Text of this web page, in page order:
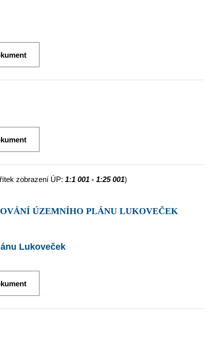
zobrazení ÚP:1:1 001 - 1:25 001)
ÚZEMNÍHO PLÁNU LUKOVEČEK
Lukoveček